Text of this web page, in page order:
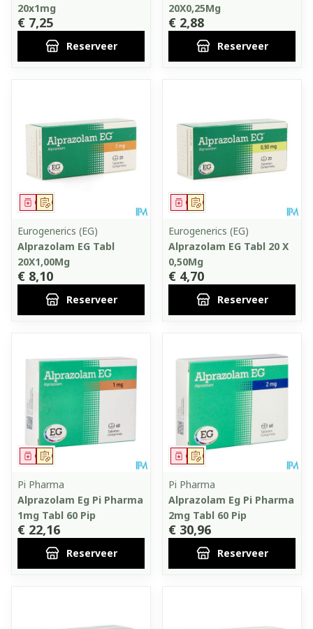
20x1mg
€ 7,25
Reserveer
20X0,25Mg
€ 2,88
Reserveer
Op voorschrift
Geneesmiddel
Eurogenerics (EG)
Alprazolam EG Tabl
20X1,00Mg
€ 8,10
Reserveer
Op voorschrift
Geneesmiddel
Eurogenerics (EG)
Alprazolam EG Tabl 20 X
0,50Mg
€ 4,70
Reserveer
Op voorschrift
Geneesmiddel
Pi Pharma
Alprazolam Eg Pi Pharma
1mg Tabl 60 Pip
€ 22,16
Reserveer
Op voorschrift
Geneesmiddel
Pi Pharma
Alprazolam Eg Pi Pharma
2mg Tabl 60 Pip
€ 30,96
Reserveer